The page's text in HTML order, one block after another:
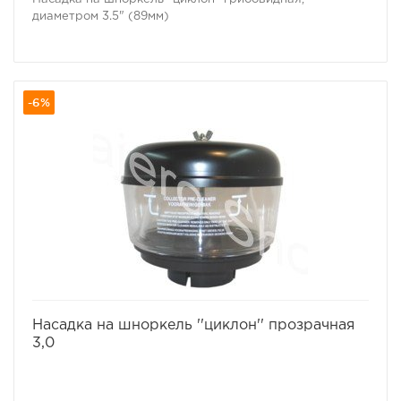
диаметром 3.5" (89мм)
-6%
Насадка на шноркель ''циклон'' прозрачная
3,0